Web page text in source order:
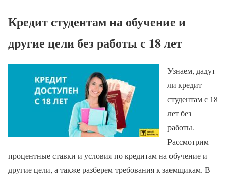
Кредит студентам на обучение и
другие цели без работы с 18 лет
Узнаем, дадут
ли кредит
студентам с 18
лет без
работы.
Рассмотрим
процентные ставки и условия по кредитам на обучение и
другие цели, а также разберем требования к заемщикам. В